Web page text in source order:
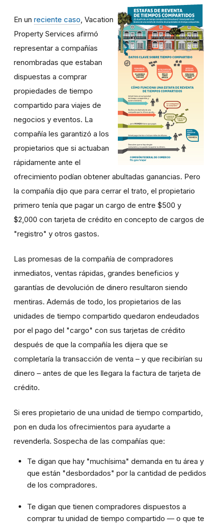
En un reciente caso, Vacation
Property Services afirmó
representar a compañías
renombradas que estaban
dispuestas a comprar
propiedades de tiempo
compartido para viajes de
negocios y eventos. La
compañía les garantizó a los
propietarios que si actuaban
rápidamente ante el
ofrecimiento podían obtener abultadas ganancias. Pero
la compañía dijo que para cerrar el trato, el propietario
primero tenía que pagar un cargo de entre $500 y
$2,000 con tarjeta de crédito en concepto de cargos de
"registro" y otros gastos.
Las promesas de la compañía de compradores
inmediatos, ventas rápidas, grandes beneficios y
garantías de devolución de dinero resultaron siendo
mentiras. Además de todo, los propietarios de las
unidades de tiempo compartido quedaron endeudados
por el pago del "cargo" con sus tarjetas de crédito
después de que la compañía les dijera que se
completaría la transacción de venta – y que recibirían su
dinero – antes de que les llegara la factura de tarjeta de
crédito.
Si eres propietario de una unidad de tiempo compartido,
pon en duda los ofrecimientos para ayudarte a
revenderla. Sospecha de las compañías que:
Te digan que hay "muchísima" demanda en tu área y
que están "desbordados" por la cantidad de pedidos
de los compradores.
Te digan que tienen compradores dispuestos a
comprar tu unidad de tiempo compartido — o que te